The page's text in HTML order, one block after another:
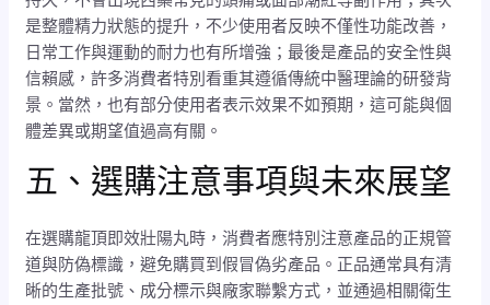
是整體精力狀態的提升，不少使用者反映不僅性功能改善，
日常工作與運動的耐力也有所增強；最後是產品的安全性與
信賴感，許多消費者特別看重其遵循傳統中醫理論的研發背
景。當然，也有部分使用者表示效果不如預期，這可能與個
體差異或期望值過高有關。
五、選購注意事項與未來展望
在選購龍頂即效壯陽丸時，消費者應特別注意產品的正規管
道與防偽標識，避免購買到假冒偽劣產品。正品通常具有清
晰的生產批號、成分標示與廠家聯繫方式，並通過相關衛生